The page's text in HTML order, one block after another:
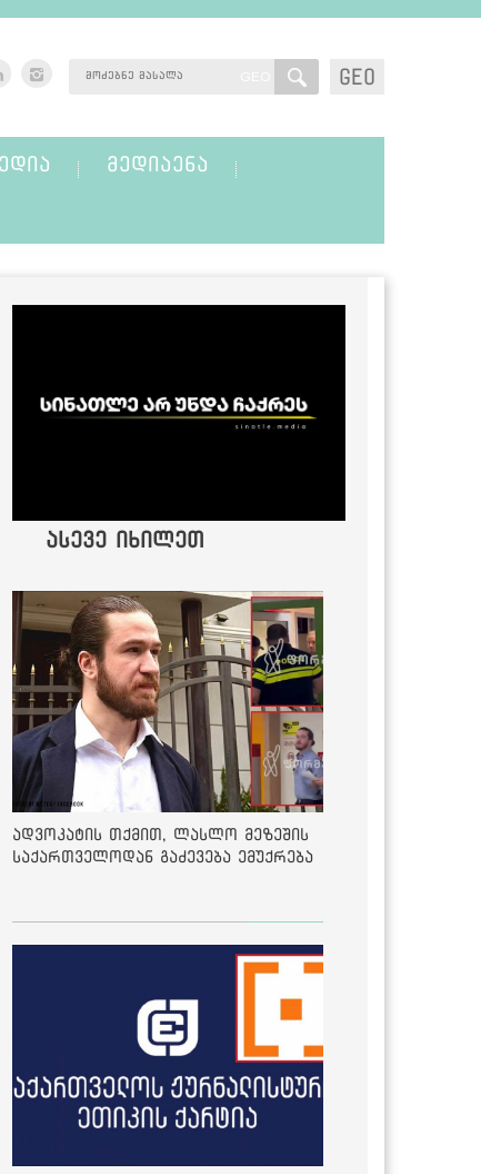
GEO
ᲛᲔᲓᲘᲐᲔᲜᲐ
ასევე იხილეთ
ადვოკატის თქმით, ლასლო მეზეშის
საქართველოდან გაძევება ემუქრება